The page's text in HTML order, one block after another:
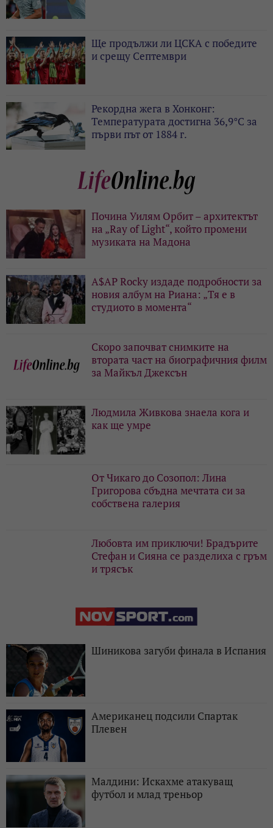
Ще продължи ли ЦСКА с победите
и срещу Септември
Рекордна жега в Хонконг:
Температурата достигна 36,9°C за
първи път от 1884 г.
Почина Уилям Орбит – архитектът
на „Ray of Light“, който промени
музиката на Мадона
A$AP Rocky издаде подробности за
новия албум на Риана: „Тя е в
студиото в момента“
Скоро започват снимките на
втората част на биографичния филм
за Майкъл Джексън
Людмила Живкова знаела кога и
как ще умре
От Чикаго до Созопол: Лина
Григорова сбъдна мечтата си за
собствена галерия
Любовта им приключи! Брадърите
Стефан и Сияна се разделиха с гръм
и трясък
Шиникова загуби финала в Испания
Американец подсили Спартак
Плевен
Малдини: Искахме атакуващ
футбол и млад треньор